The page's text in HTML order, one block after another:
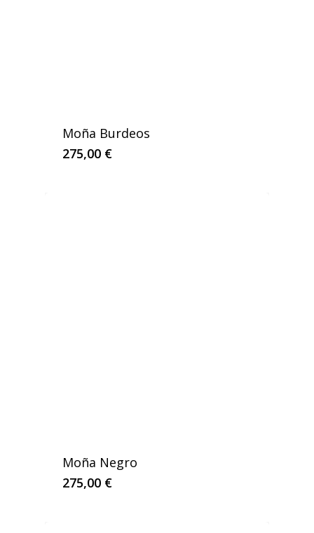
Moña Burdeos
275,00 €
Moña Negro
275,00 €